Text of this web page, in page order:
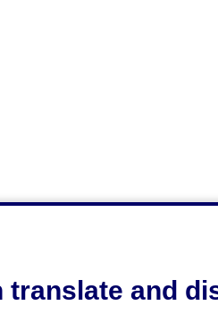
translate and
ついて